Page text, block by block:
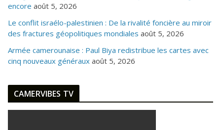
encore août 5, 2026
Le conflit israélo-palestinien : De la rivalité foncière au miroir
des fractures géopolitiques mondiales août 5, 2026
Armée camerounaise : Paul Biya redistribue les cartes avec
cinq nouveaux généraux août 5, 2026
CAMERVIBES TV